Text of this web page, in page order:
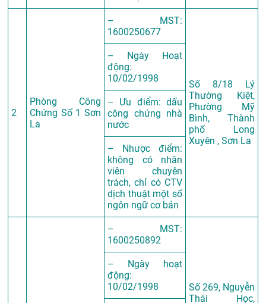
2
Phòng Công
Chứng Số 1 Sơn
La
– MST:
1600250677
Số 8/18 Lý
Thường Kiệt,
Phường Mỹ
Bình, Thành
phố Long
Xuyên , Sơn La
– Ngày Hoạt
động:
10/02/1998
– Ưu điểm: dấu
công chứng nhà
nước
– Nhược điểm:
không có nhân
viên chuyên
trách, chỉ có CTV
dịch thuật một số
ngôn ngữ cơ bản
– MST:
1600250892
Số 269, Nguyễn
Thái Học,
– Ngày hoạt
động:
10/02/1998